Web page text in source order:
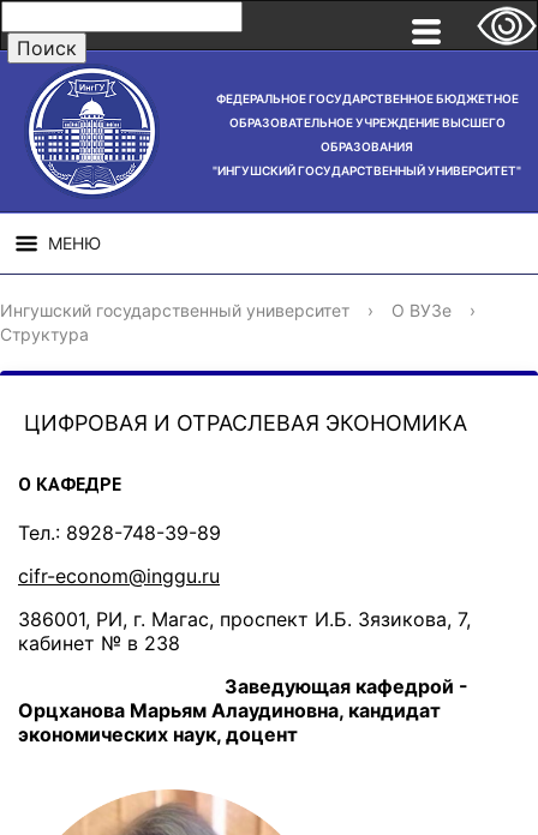
ФЕДЕРАЛЬНОЕ ГОСУДАРСТВЕННОЕ БЮДЖЕТНОЕ
ОБРАЗОВАТЕЛЬНОЕ УЧРЕЖДЕНИЕ ВЫСШЕГО
ОБРАЗОВАНИЯ
"ИНГУШСКИЙ ГОСУДАРСТВЕННЫЙ УНИВЕРСИТЕТ"
МЕНЮ
СВЕДЕНИЯ ОБ
ОБРАЗОВАТЕЛЬНОЙ
ОРГАНИЗАЦИИ
НАУЧНАЯ
ДЕЯТЕЛЬНОСТЬ
Ингушский государственный университет › О ВУЗе
›
Структура
ЦИФРОВАЯ И ОТРАСЛЕВАЯ ЭКОНОМИКА
О КАФЕДРЕ
Тел.: 8928-748-39-89
cifr-econom@inggu.ru
386001, РИ, г. Магас, проспект И.Б. Зязикова, 7,
кабинет № в 238
Заведующая кафедрой -
Орцханова Марьям Алаудиновна, кандидат
экономических наук, доцент